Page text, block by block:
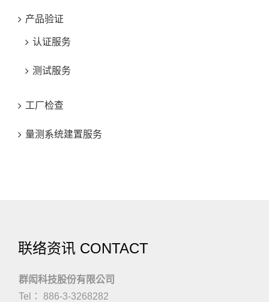
产品验证
认证服务
测试服务
工厂检查
量测系统建置服务
联络资讯 CONTACT
群闳科技股份有限公司
Tel： 886-3-3268282